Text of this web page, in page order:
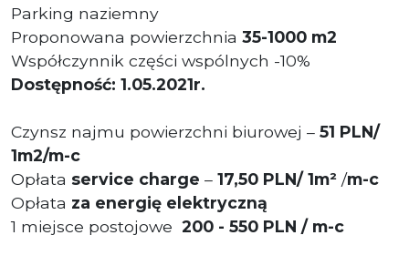
Parking naziemny
Proponowana powierzchnia 35-1000 m2
Współczynnik części wspólnych -10%
Dostępność: 1.05.2021r.
Czynsz najmu powierzchni biurowej – 51 PLN/
1m2/m-c
Opłata service charge – 17,50 PLN/ 1m² /m-c
Opłata za energię elektryczną
1 miejsce postojowe 200 - 550 PLN / m-c